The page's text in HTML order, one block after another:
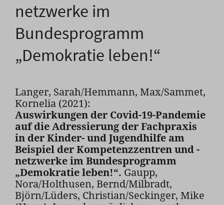
netzwerke im
Bundesprogramm
„Demokratie leben!“
Langer, Sarah/Hemmann, Max/Sammet,
Kornelia (2021):
Auswirkungen der Covid-19-Pandemie
auf die Adressierung der Fachpraxis
in der Kinder- und Jugendhilfe am
Beispiel der Kompetenzzentren und -
netzwerke im Bundesprogramm
„Demokratie leben!“. Gaupp,
Nora/Holthusen, Bernd/Milbradt,
Björn/Lüders, Christian/Seckinger, Mike